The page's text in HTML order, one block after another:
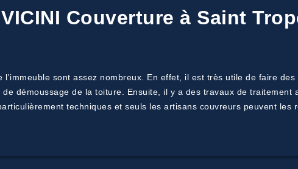
Couverture à Saint
sont assez nombreux. En effet, il est très utile de faire
démoussage de la toiture. Ensuite, il y a des travaux de traitement
techniques et seuls les artisans couvreurs peuvent les